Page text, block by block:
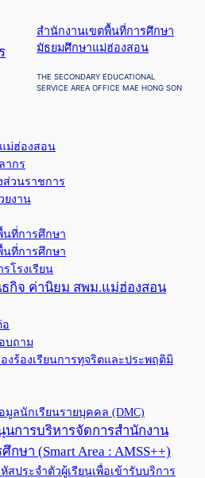
สำนักงานเขตพื้นที่การศึกษา
มัธยมศึกษาแม่ฮ่องสอน
THE SECONDARY EDUCATIONAL
SERVICE AREA OFFICE MAE HONG SON
ม่ฮ่องสอน
ากร
ส่วนราชการ
ยงาน
นที่การศึกษา
นที่การศึกษา
โรงเรียน
กิจ ค่านิยม สพม.แม่ฮ่องสอน
บถาม
องร้องเรียนการทุจริตและประพฤติมิ
มูลนักเรียนรายบุคคล (DMC)
การบริหารจัดการสำนักงาน
กษา (Smart Area : AMSS++)
สประจำตัวผู้เรียนเพื่อเข้ารับบริการ